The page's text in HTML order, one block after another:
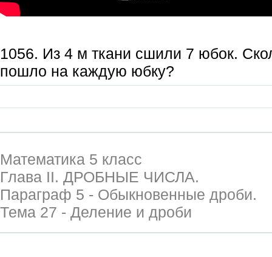
1056. Из 4 м ткани сшили 7 юбок.
пошло на каждую юбку?
Математика 5 класс
Глава II. ДРОБНЫЕ ЧИСЛА.
Параграф 5 - Обыкновенные дроби.
Тема 27 - Деление и дроби